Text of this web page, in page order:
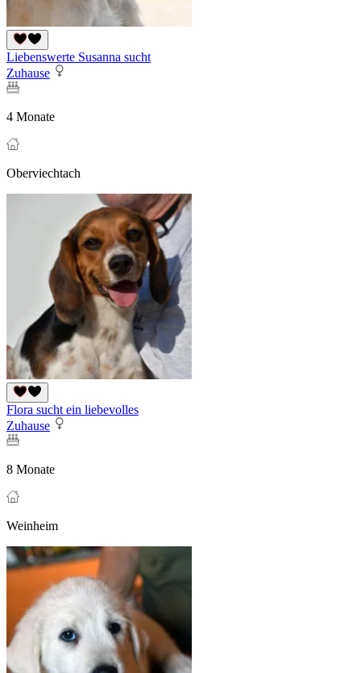
Liebenswerte Susanna sucht
Zuhause
4 Monate
Oberviechtach
Flora sucht ein liebevolles
Zuhause
8 Monate
Weinheim